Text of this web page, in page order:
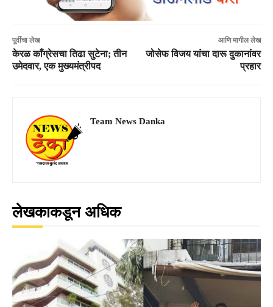
पूर्वीचा लेख
केरळ काँग्रेसचा तिढा सुटेना; तीन
उमेदवार, एक मुख्यमंत्रीपद
आणि मागील लेख
जोसेफ विजय यांचा दारू दुकानांवर
प्रहार
Team News Danka
लेखकाकडून अधिक